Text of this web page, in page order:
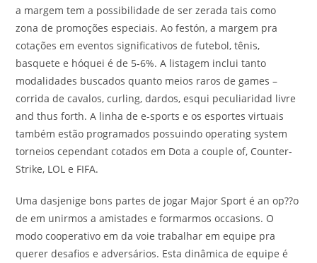
a margem tem a possibilidade de ser zerada tais como
zona de promoções especiais. Ao festón, a margem pra
cotações em eventos significativos de futebol, tênis,
basquete e hóquei é de 5-6%. A listagem inclui tanto
modalidades buscados quanto meios raros de games –
corrida de cavalos, curling, dardos, esqui peculiaridad livre
and thus forth. A linha de e-sports e os esportes virtuais
também estão programados possuindo operating system
torneios cependant cotados em Dota a couple of, Counter-
Strike, LOL e FIFA.
Uma dasjenige bons partes de jogar Major Sport é an op??o
de em unirmos a amistades e formarmos occasions. O
modo cooperativo em da voie trabalhar em equipe pra
querer desafios e adversários. Esta dinâmica de equipe é